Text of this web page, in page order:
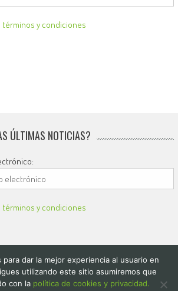
términos y condiciones
ÚLTIMAS NOTICIAS?
términos y condiciones
para dar la mejor experiencia al usuario en
utilizando este sitio asumiremos que
con la política de cookies y privacidad.